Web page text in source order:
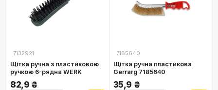
7132921
Щітка ручна з пластиковою
ручкою 6-рядна WERK
82,9 ₴
7185640
Щітка ручна пластикова
Gerrarg 7185640
35,9 ₴